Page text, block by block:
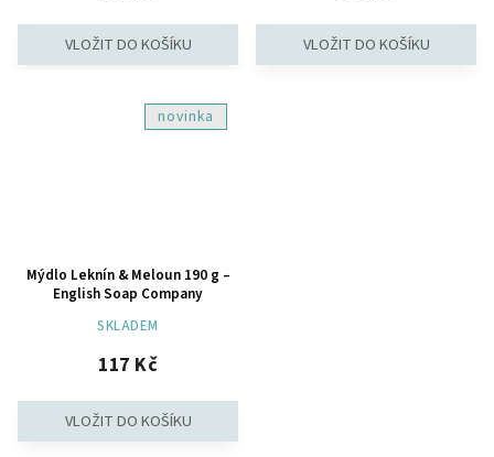
novinka
Mýdlo Leknín & Meloun 190 g –
English Soap Company
SKLADEM
117 Kč